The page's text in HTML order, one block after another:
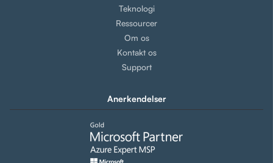
Teknologi
Ressourcer
Om os
Kontakt os
Support
Anerkendelser